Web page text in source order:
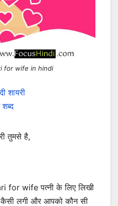
for wife in hindi
शायरी
तुमसे है,
wife पत्नी के लिए लिखी
कैसी लगी और आपको कौन सी